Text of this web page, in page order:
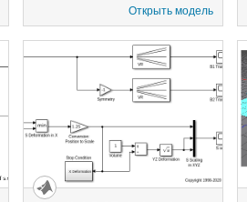
Модель Simulink® представляет
HUMUSOFT® CE152 Magnetic
Levitation, образовательный /
масштабная модель
(http://www.humusoft.com/link/models)
Открыть модель